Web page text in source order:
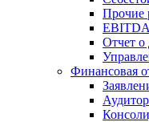
Прочие
Отчет о
Финансовая